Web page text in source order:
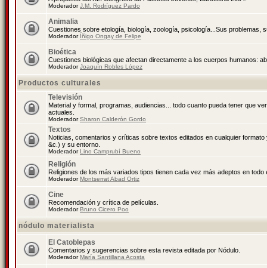
ModeradorJ.M. Rodríguez Pardo
Animalia
Cuestiones sobre etología, biología, zoología, psicología...Sus problemas,
Moderador Íñigo Ongay de Felipe
Bioética
Cuestiones biológicas que afectan directamente a los cuerpos humanos:
ModeradorJoaquín Robles López
Productos culturales
Televisión
Material y formal, programas, audiencias... todo cuanto pueda tener que
actuales.
ModeradorSharon Calderón Gordo
Textos
Noticias, comentarios y críticas sobre textos editados en cualquier
&c.) y su entorno.
ModeradorLino Camprubí Bueno
Religión
Religiones de los más variados tipos tienen cada vez más adeptos en todo
ModeradorMontserrat Abad Ortiz
Cine
Recomendación y crítica de películas.
ModeradorBruno Cicero Poo
nódulo materialista
El Catoblepas
Comentarios y sugerencias sobre esta revista editada por Nódulo.
ModeradorMaría Santillana Acosta